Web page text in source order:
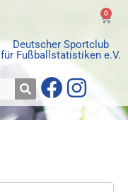
Deutscher Sportclub
für Fußballstatistiken e.V.
0